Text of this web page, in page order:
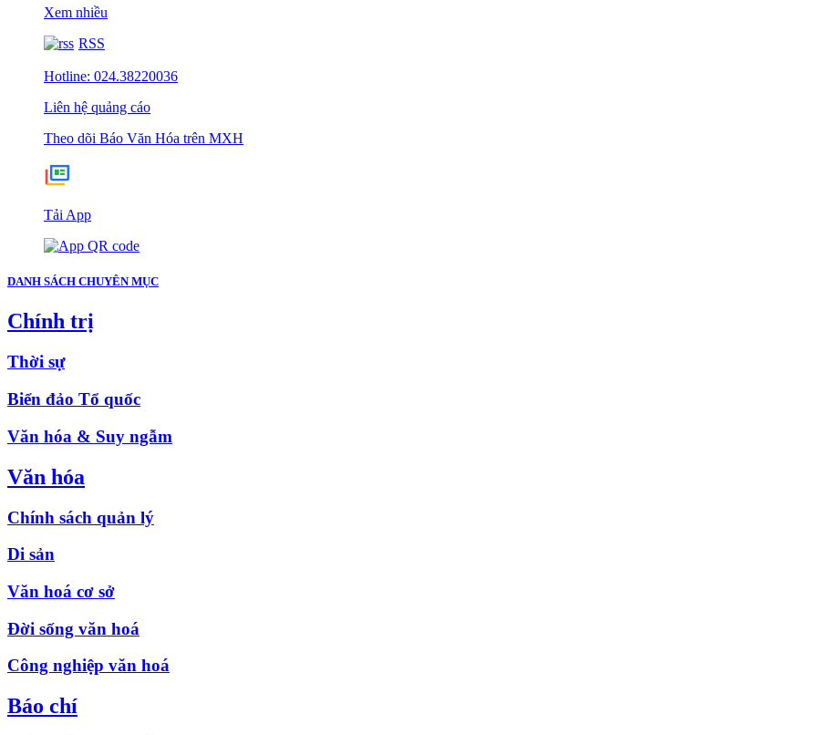
Xem nhiều
RSS
Hotline: 024.38220036
Liên hệ quảng cáo
Theo dõi Báo Văn Hóa trên MXH
Tải App
DANH SÁCH CHUYÊN MỤC
Chính trị
Thời sự
Biển đảo Tổ quốc
Văn hóa & Suy ngẫm
Văn hóa
Chính sách quản lý
Di sản
Văn hoá cơ sở
Đời sống văn hoá
Công nghiệp văn hoá
Báo chí